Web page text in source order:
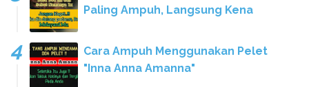
Paling Ampuh, Langsung Kena
Cara Ampuh Menggunakan Pelet
"Inna Anna Amanna"